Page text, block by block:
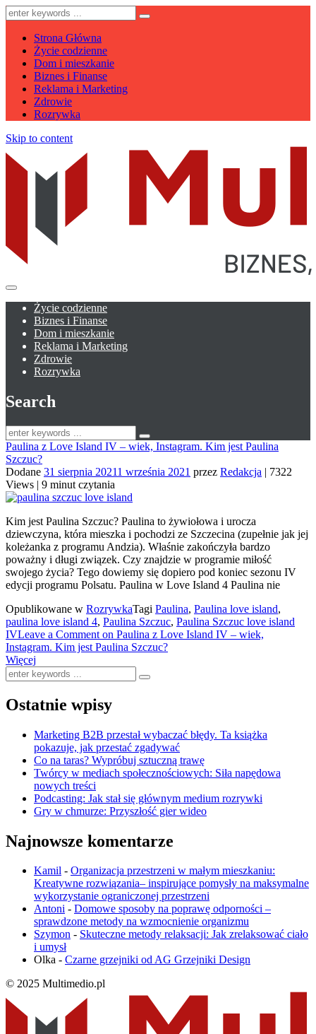
Strona Główna
Życie codzienne
Dom i mieszkanie
Biznes i Finanse
Reklama i Marketing
Zdrowie
Rozrywka
Skip to content
Życie codzienne
Biznes i Finanse
Dom i mieszkanie
Reklama i Marketing
Zdrowie
Rozrywka
Search
Paulina z Love Island IV – wiek, Instagram. Kim jest Paulina
Szczuc?
Dodane 31 sierpnia 20211 września 2021 przez Redakcja | 7322
Views | 9 minut czytania
Kim jest Paulina Szczuc? Paulina to żywiołowa i urocza
dziewczyna, która mieszka i pochodzi ze Szczecina (zupełnie jak jej
koleżanka z programu Andzia). Właśnie zakończyła bardzo
poważny i długi związek. Czy znajdzie w programie miłość
swojego życia? Tego dowiemy się dopiero pod koniec sezonu IV
edycji programu Polsatu. Paulina w Love Island 4 Paulina nie
Opublikowane w RozrywkaTagi Paulina, Paulina love island,
paulina love island 4, Paulina Szczuc, Paulina Szczuc love island
IVLeave a Comment on Paulina z Love Island IV – wiek,
Instagram. Kim jest Paulina Szczuc?
Więcej
Ostatnie wpisy
Marketing B2B przestał wybaczać błędy. Ta książka
pokazuje, jak przestać zgadywać
Co na taras? Wypróbuj sztuczną trawę
Twórcy w mediach społecznościowych: Siła napędowa
nowych treści
Podcasting: Jak stał się głównym medium rozrywki
Gry w chmurze: Przyszłość gier wideo
Najnowsze komentarze
Kamil - Organizacja przestrzeni w małym mieszkaniu:
Kreatywne rozwiązania– inspirujące pomysły na maksymalne
wykorzystanie ograniczonej przestrzeni
Antoni - Domowe sposoby na poprawę odporności –
sprawdzone metody na wzmocnienie organizmu
Szymon - Skuteczne metody relaksacji: Jak zrelaksować ciało
i umysł
Olka - Czarne grzejniki od AG Grzejniki Design
© 2025 Multimedio.pl